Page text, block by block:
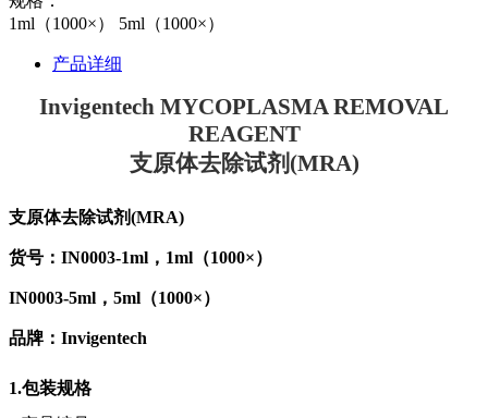
1ml（1000×）
5ml（1000×）
产品详细
Invigentech MYCOPLASMA REMOVAL
REAGENT
支原体去除试剂(MRA)
支原体去除试剂(MRA)
货号：IN0003-1ml，1ml（1000×）
IN0003-5ml，5ml（1000×）
品牌：Invigentech
1.包装规格